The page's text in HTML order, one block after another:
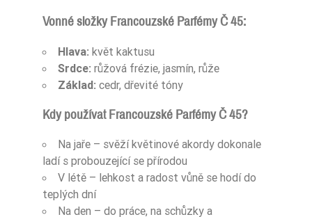
Vonné složky Francouzské Parfémy Č 45:
Hlava: květ kaktusu
Srdce: růžová frézie, jasmín, růže
Základ: cedr, dřevité tóny
Kdy používat Francouzské Parfémy Č 45?
Na jaře – svěží květinové akordy dokonale
ladí s probouzející se přírodou
V létě – lehkost a radost vůně se hodí do
teplých dní
Na den – do práce, na schůzky a
Ean13 5906826201179